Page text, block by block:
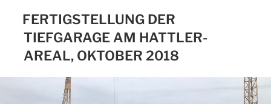
FERTIGSTELLUNG DER
TIEFGARAGE AM HATTLER-
AREAL, OKTOBER 2018